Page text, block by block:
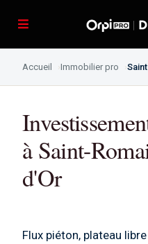
Accueil Immobilier pro
à Saint-
d'Or
Flux piéton, plateau